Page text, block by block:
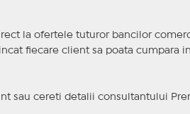
la ofertele tuturor bancilor
fiecare client sa poata cumpara
sau cereti detalii consultantului